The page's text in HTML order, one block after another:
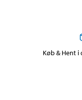
Køb & Hent